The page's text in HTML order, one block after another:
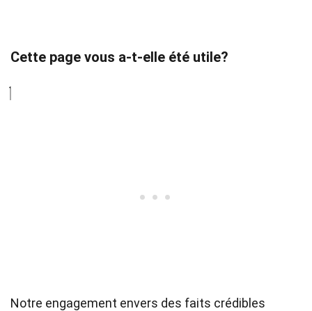
Cette page vous a-t-elle été utile?
Notre engagement envers des faits crédibles